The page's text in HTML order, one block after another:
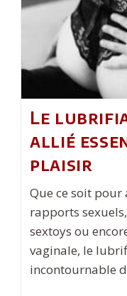
Le
allié
plaisir
Que ce soit
rapports
sextoys ou
vaginale, le
incontournable